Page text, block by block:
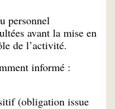
personnel
avant la mise en
de l’activité.
informé :
(obligation issue